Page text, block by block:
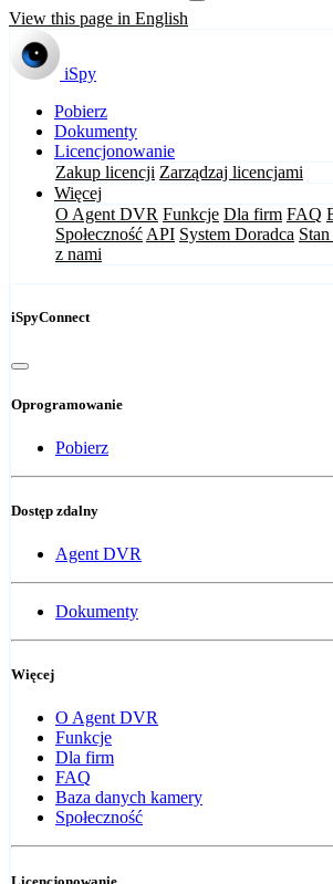
View this page in English
iSpy
Pobierz
Dokumenty
Licencjonowanie
Zakup licencji Zarządzaj licencjami
Więcej
O Agent DVR Funkcje Dla firm FAQ
Społeczność API System Doradca Stan
z nami
iSpyConnect
Oprogramowanie
Pobierz
Dostęp zdalny
Agent DVR
Dokumenty
Więcej
O Agent DVR
Funkcje
Dla firm
FAQ
Baza danych kamery
Społeczność